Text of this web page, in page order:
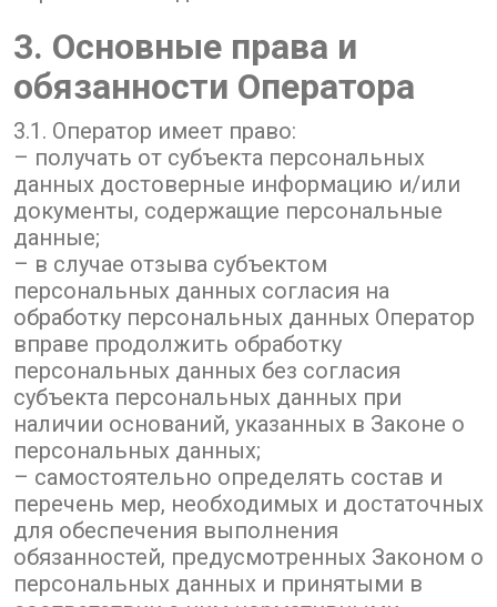
3. Основные права и
обязанности Оператора
3.1. Оператор имеет право:
– получать от субъекта персональных
данных достоверные информацию и/или
документы, содержащие персональные
данные;
– в случае отзыва субъектом
персональных данных согласия на
обработку персональных данных Оператор
вправе продолжить обработку
персональных данных без согласия
субъекта персональных данных при
наличии оснований, указанных в Законе о
персональных данных;
– самостоятельно определять состав и
перечень мер, необходимых и достаточных
для обеспечения выполнения
обязанностей, предусмотренных Законом о
персональных данных и принятыми в